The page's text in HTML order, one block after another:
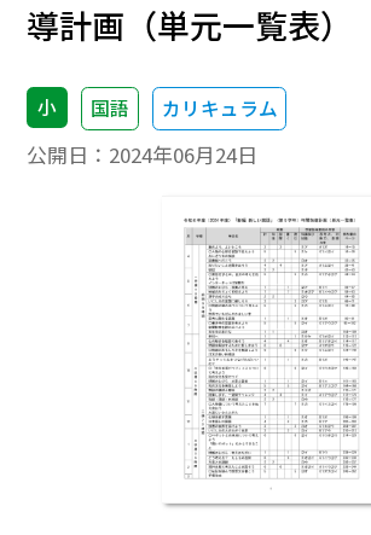
導計画（単元一覧表）
小 国語 カリキュラム
公開日： 2024年06月24日